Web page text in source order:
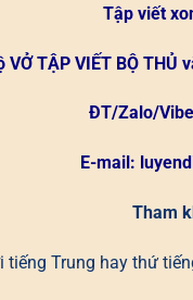
Tập viết
VỞ TẬP VIẾT BỘ THỦ
ĐT/Zalo/
E-mail:
Tham
Trung hay thứ